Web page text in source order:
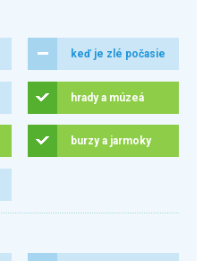
keď je zlé počasie
hrady a múzeá
burzy a jarmoky